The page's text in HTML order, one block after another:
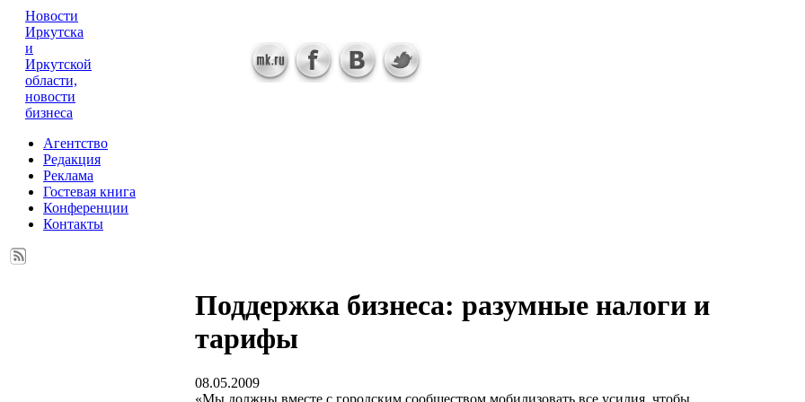
Новости
Иркутска
и
Иркутской
области,
новости
бизнеса
Агентство
Редакция
Реклама
Гостевая книга
Конференции
Контакты
Поддержка бизнеса: разумные налоги и
тарифы
08.05.2009
«Мы должны вместе с городским сообществом мобилизовать все усилия, чтобы